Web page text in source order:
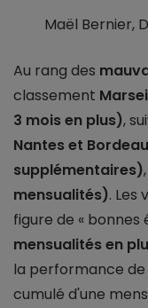
Maël Bernier,
Au rang des
classement
3 mois en plus),
Nantes et
supplémentaires),
mensualités). Les
figure de « bonnes
mensualités en
la performance de
cumulé d'une